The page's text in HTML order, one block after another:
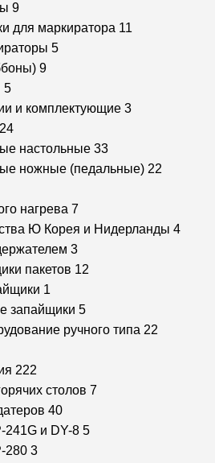
9
для маркиратора 11
5
9
5
и комплектующие 3
настольные 33
ножные (педальные) 22
нагрева 7
Ю Корея и Нидерланды 4
3
пакетов 12
1
запайщики 5
ручного типа 22
222
столов 7
40
241G и DY-8 5
280 3